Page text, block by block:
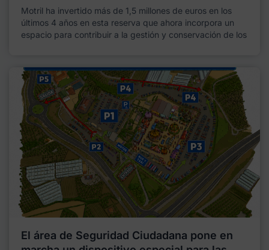
Motril ha invertido más de 1,5 millones de euros en los
últimos 4 años en esta reserva que ahora incorpora un
espacio para contribuir a la gestión y conservación de los
El área de Seguridad Ciudadana pone en